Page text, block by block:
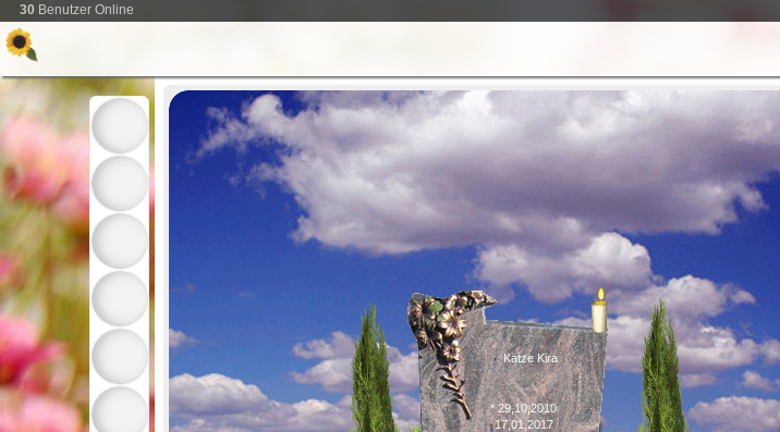
30 Benutzer Online
* 29,10,2010
17,01,2017
Katze Kira